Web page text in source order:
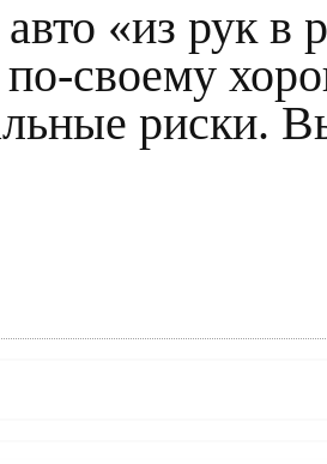
«из рук в
по-своему
риски.